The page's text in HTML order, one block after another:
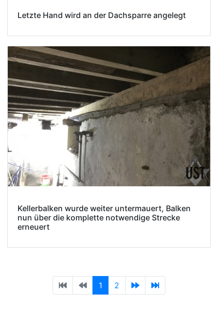
Letzte Hand wird an der Dachsparre angelegt
Kellerbalken wurde weiter untermauert, Balken
nun über die komplette notwendige Strecke
erneuert
1 2